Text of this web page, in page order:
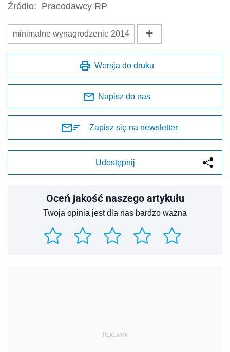
Źródło: Pracodawcy RP
minimalne wynagrodzenie 2014
Wersja do druku
Napisz do nas
Zapisz się na newsletter
Udostępnij
Oceń jakość naszego artykułu
Twoja opinia jest dla nas bardzo ważna
REKLAMA